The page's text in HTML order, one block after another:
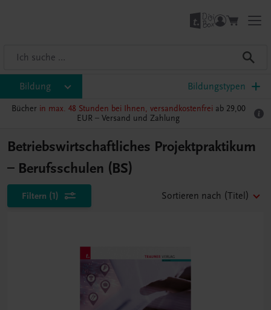
Bildung Bildungstypen
Bücher in max. 48 Stunden bei Ihnen, versandkostenfrei ab 29,00
EUR – Versand und Zahlung
Betriebswirtschaftliches Projektpraktikum
– Berufsschulen (BS)
Filtern (1) Sortieren nach (Titel)